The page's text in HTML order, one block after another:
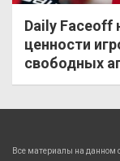
Daily Faceoff
ценности
свободных
Все материалы на данном